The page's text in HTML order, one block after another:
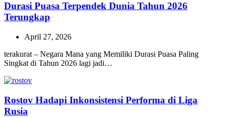
Durasi Puasa Terpendek Dunia Tahun 2026
Terungkap
April 27, 2026
terakurat – Negara Mana yang Memiliki Durasi Puasa Paling
Singkat di Tahun 2026 lagi jadi…
Rostov Hadapi Inkonsistensi Performa di Liga
Rusia